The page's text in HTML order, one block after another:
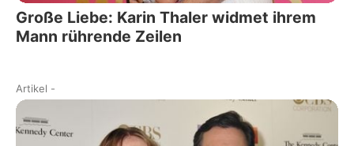
Große Liebe: Karin Thaler widmet ihrem
Mann rührende Zeilen
Artikel -